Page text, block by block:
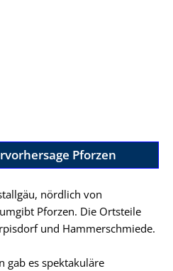
Pforzen
nördlich von
Pforzen. Die Ortsteile
und Hammerschmiede.
gab es spektakuläre